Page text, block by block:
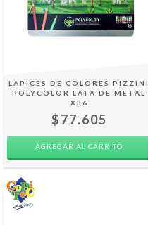
LAPICES DE COLORES PIZZINI
POLYCOLOR LATA DE METAL
X36
$77.605